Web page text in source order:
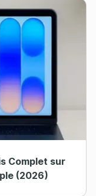
Complet sur
(2026)